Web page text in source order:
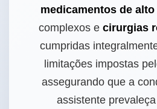
medicamentos de
complexos e cirurgias
cumpridas
limitações impostas
assegurando que a
assistente